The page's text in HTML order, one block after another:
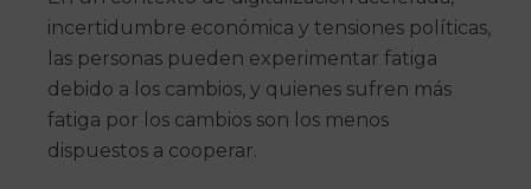
incertidumbre económica y tensiones políticas,
las personas pueden experimentar fatiga
debido a los cambios, y quienes sufren más
fatiga por los cambios son los menos
dispuestos a cooperar.